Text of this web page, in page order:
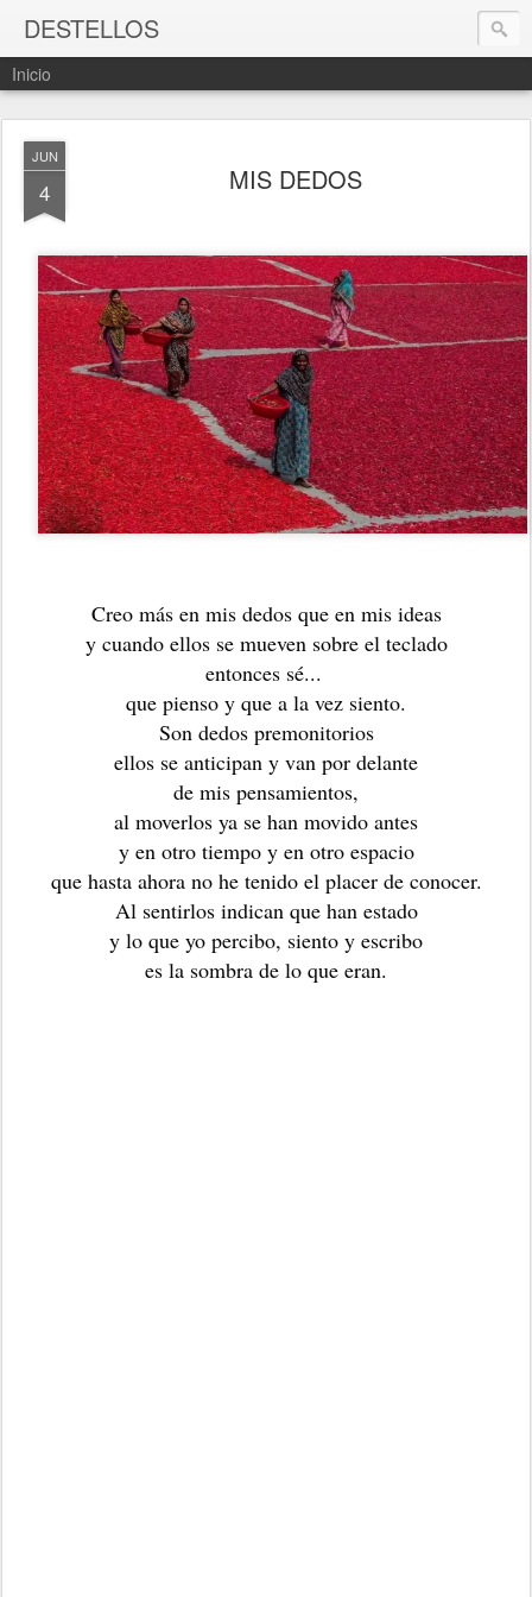
DESTELLOS
Inicio
JUN
4 MIS DEDOS
Creo más en mis dedos que en mis ideas
y cuando ellos se mueven sobre el teclado
entonces sé...
que pienso y que a la vez siento.
Son dedos premonitorios
ellos se anticipan y van por delante
de mis pensamientos,
al moverlos ya se han movido antes
y en otro tiempo y en otro espacio
que hasta ahora no he tenido el placer de conocer.
Al sentirlos indican que han estado
y lo que yo percibo, siento y escribo
es la sombra de lo que eran.